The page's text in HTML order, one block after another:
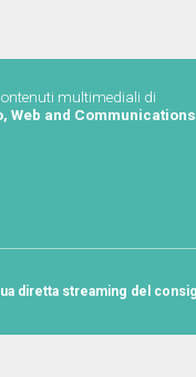
multimediali di
Web and Communications
diretta streaming del